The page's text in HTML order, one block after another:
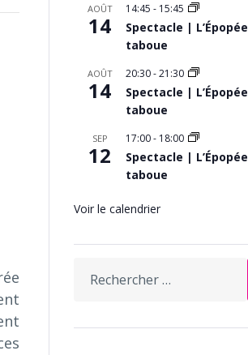
AOÛT
14
14:45 - 15:45
Spectacle | L’Épopée
taboue
AOÛT
14
20:30-21:30
Spectacle | L’Épopée
taboue
SEP
12
17:00- 18:00
Spectacle | L’Épopée
taboue
Voir le calendrier
for: